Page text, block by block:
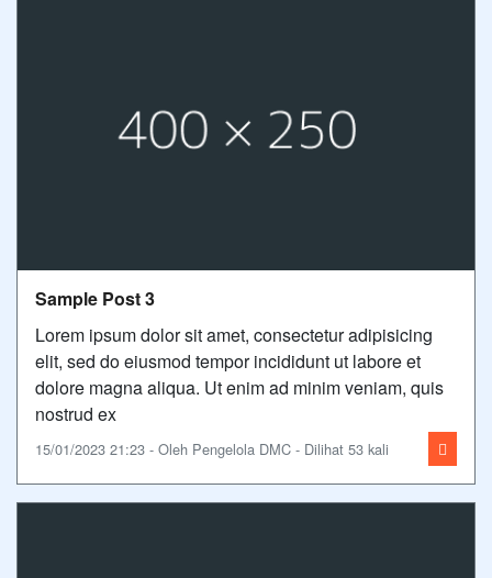
Sample Post 3
Lorem ipsum dolor sit amet, consectetur adipisicing
elit, sed do eiusmod tempor incididunt ut labore et
dolore magna aliqua. Ut enim ad minim veniam, quis
nostrud ex
15/01/2023 21:23 - Oleh Pengelola DMC - Dilihat 53 kali